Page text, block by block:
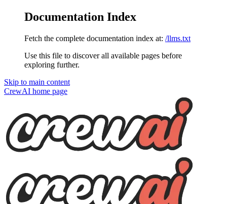
Documentation Index
Fetch the complete documentation index at: /llms.txt
Use this file to discover all available pages before
exploring further.
Skip to main content
CrewAI home page